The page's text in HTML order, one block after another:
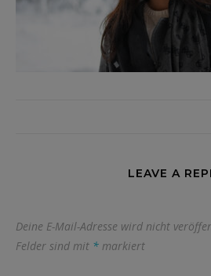
LEAVE A
Deine E-Mail-Adresse wird nicht
Felder sind mit * markiert